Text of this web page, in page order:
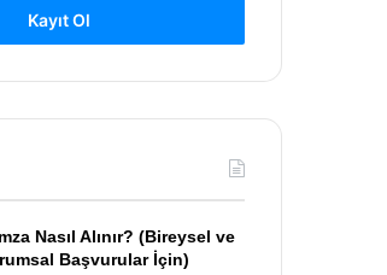
Kayıt Ol
Nasıl Alınır? (Bireysel ve
Başvurular İçin)